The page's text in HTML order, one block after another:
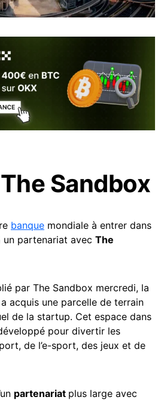
Sandbox
banque mondiale à entrer dans
un partenariat avec The
par The Sandbox mercredi, la
acquis une parcelle de terrain
de la startup. Cet espace dans
pour divertir les
de l’e-sport, des jeux et de
partenariat plus large avec